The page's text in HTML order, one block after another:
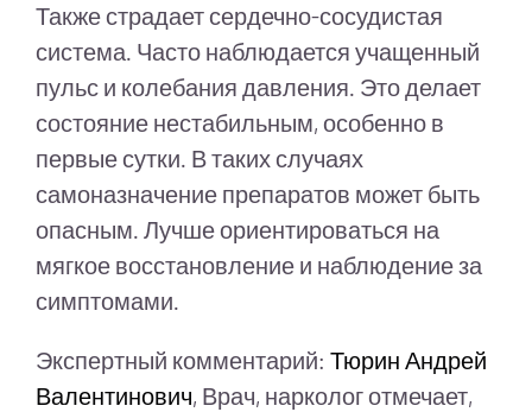
Также страдает сердечно-сосудистая
система. Часто наблюдается учащенный
пульс и колебания давления. Это делает
состояние нестабильным, особенно в
первые сутки. В таких случаях
самоназначение препаратов может быть
опасным. Лучше ориентироваться на
мягкое восстановление и наблюдение за
симптомами.
Экспертный комментарий: Тюрин Андрей
Валентинович, Врач, нарколог отмечает,